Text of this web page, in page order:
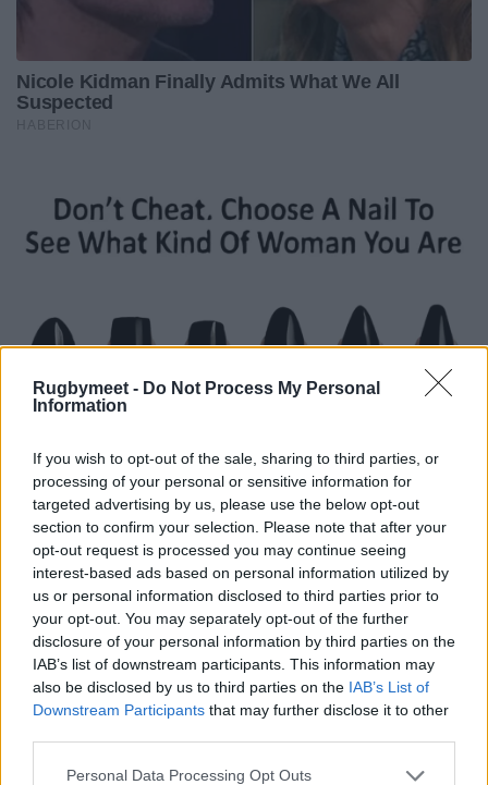
Rugbymeet - Do Not Process My Personal
Information
If you wish to opt-out of the sale, sharing to third parties, or
processing of your personal or sensitive information for
targeted advertising by us, please use the below opt-out
section to confirm your selection. Please note that after your
opt-out request is processed you may continue seeing
interest-based ads based on personal information utilized by
us or personal information disclosed to third parties prior to
your opt-out. You may separately opt-out of the further
disclosure of your personal information by third parties on the
IAB’s list of downstream participants. This information may
also be disclosed by us to third parties on the IAB’s List of
Downstream Participants that may further disclose it to other
Personal Data Processing Opt Outs